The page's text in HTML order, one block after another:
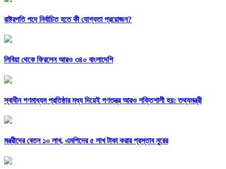
রাষ্ট্রপতি পদে নির্বাচিত হতে কী যোগ্যতা প্রয়োজন?
লিবিয়া থেকে ফিরলেন আরও ৩৪০ বাংলাদেশি
স্বাধীন গণমাধ্যম প্রতিষ্ঠার মধ্য দিয়েই গণতন্ত্র আরও শক্তিশালী হয়: তথ্যমন্ত্রী
মন্ত্রীদের বেতন ১০ লাখ, এমপিদের ৫ লাখ টাকা করার প্রস্তাব নুরের